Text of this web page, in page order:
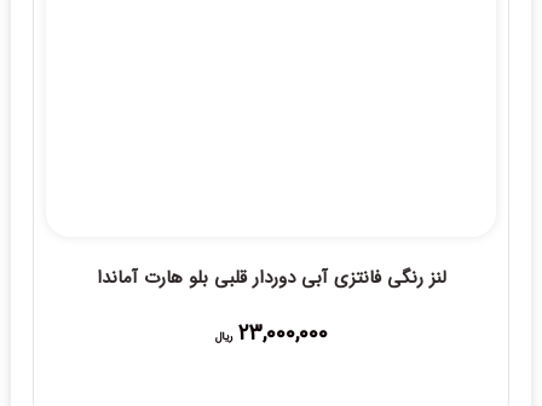
لنز رنگی فانتزی آبی دوردار قلبی بلو هارت آماندا
23,000,000 ریال